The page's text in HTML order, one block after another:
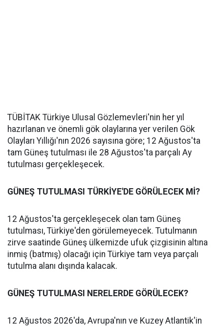
TÜBİTAK Türkiye Ulusal Gözlemevleri'nin her yıl
hazırlanan ve önemli gök olaylarına yer verilen Gök
Olayları Yıllığı'nın 2026 sayısına göre; 12 Ağustos'ta
tam Güneş tutulması ile 28 Ağustos'ta parçalı Ay
tutulması gerçekleşecek.
GÜNEŞ TUTULMASI TÜRKİYE'DE GÖRÜLECEK Mİ?
12 Ağustos'ta gerçekleşecek olan tam Güneş
tutulması, Türkiye'den görülemeyecek. Tutulmanın
zirve saatinde Güneş ülkemizde ufuk çizgisinin altına
inmiş (batmış) olacağı için Türkiye tam veya parçalı
tutulma alanı dışında kalacak.
GÜNEŞ TUTULMASI NERELERDE GÖRÜLECEK?
12 Ağustos 2026'da, Avrupa'nın ve Kuzey Atlantik'in